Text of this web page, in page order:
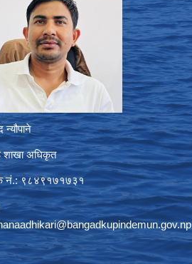
न्यौपाने
शाखा अधिकृत
नं.: ९८४९१७१७३१